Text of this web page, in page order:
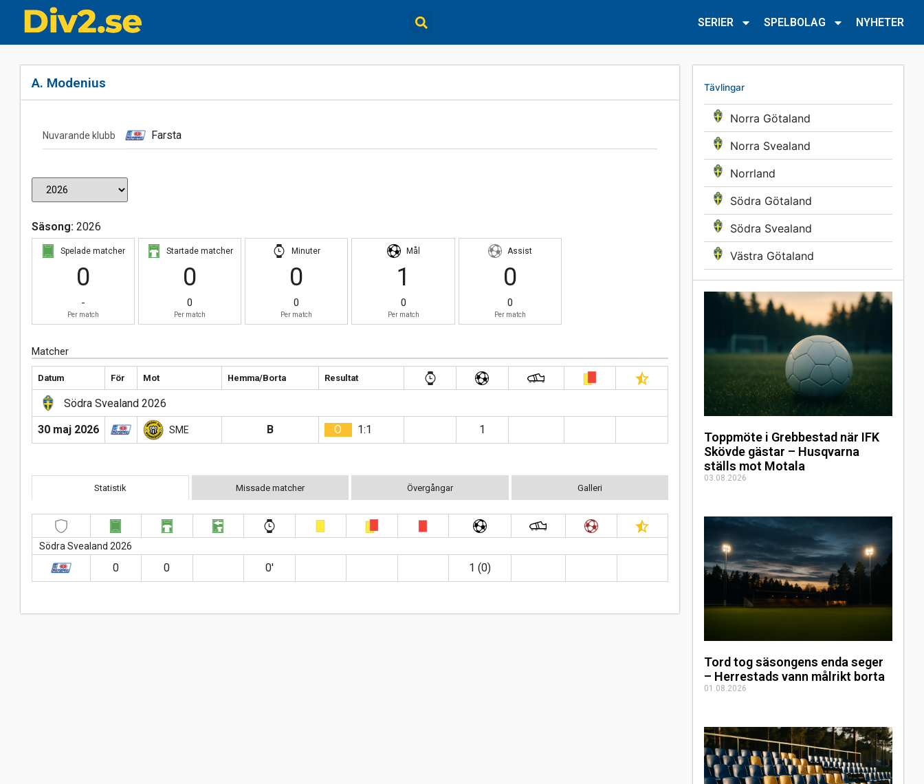
SERIER SPELBOLAG NYHETER
Tävlingar
Norra Götaland
Norra Svealand
Norrland
Södra Götaland
Södra Svealand
Västra Götaland
Toppmöte i Grebbestad när IFK
Skövde gästar – Husqvarna
ställs mot Motala
03.08.2026
Tord tog säsongens enda seger
– Herrestads vann målrikt borta
01.08.2026
A. Modenius
Nuvarande klubb Farsta
Säsong: 2026
Spelade matcher
0
-
Per match
Startade matcher
0
0
Per match
Minuter
0
0
Per match
Mål
1
0
Per match
Assist
0
0
Per match
Matcher
Datum För Mot Hemma/Borta Resultat
Södra Svealand 2026
30 maj 2026 SME B O 1:1 1
Statistik Missade matcher Övergångar Galleri
Södra Svealand 2026
0 0 0′ 1 (0)